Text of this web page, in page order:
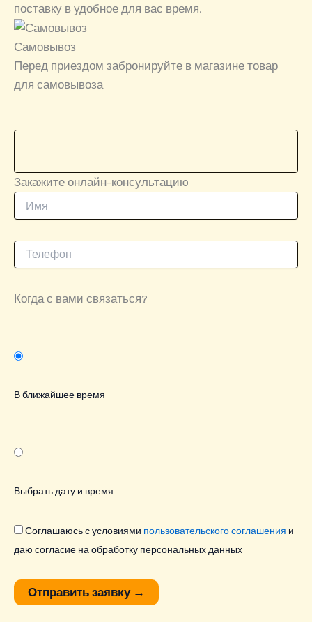
поставку в удобное для вас время.
Самовывоз
Перед приездом забронируйте в магазине товар
для самовывоза
Закажите онлайн-консультацию
Когда с вами связаться?
В ближайшее время
Выбрать дату и время
Соглашаюсь с условиями пользовательского соглашения и
даю согласие на обработку персональных данных
Отправить заявку →